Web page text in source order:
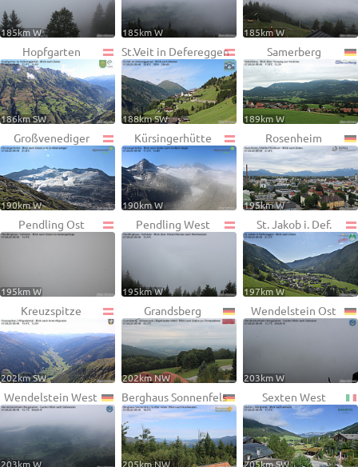
185km W 185km W 185km W
Hopfgarten
186km SW
St.Veit in Defereggen
188km SW
Samerberg
189km W
Großvenediger
190km W
Kürsingerhütte
190km W
Rosenheim
195km W
Pendling Ost
195km W
Pendling West
195km W
St. Jakob i. Def.
197km W
Kreuzspitze
202km SW
Grandsberg
202km NW
Wendelstein Ost
203km W
Wendelstein West
203km W
Berghaus Sonnenfels
205km NW
Sexten West
205km SW